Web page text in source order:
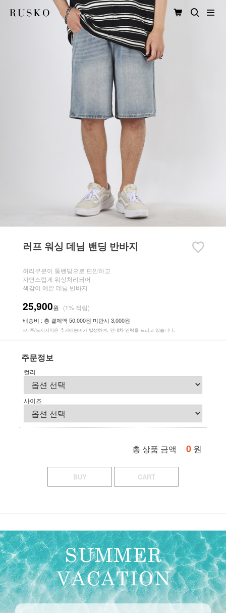
러프 워싱 데님 밴딩 반바지
허리부분이 통밴딩으로 편안하고
자연스럽게 워싱처리되어
색감이 예쁜 데님 반바지
25,900원 (1% 적립)
배송비 : 총 결제액 50,000원 미만시 3,000원
※제주/도서지역은 추가배송비가 발생하며, 안내차 연락을 드리고 있습니다.
주문정보
컬러
사이즈
총 상품 금액 0 원
BUY CART